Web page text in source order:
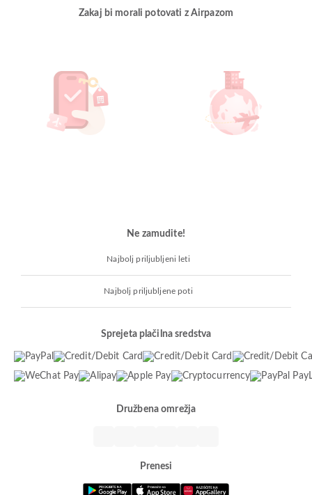
Zakaj bi morali potovati z Airpazom
Ne zamudite!
Najbolj priljubljeni leti
Najbolj priljubljene poti
Sprejeta plačilna sredstva
Družbena omrežja
Prenesi